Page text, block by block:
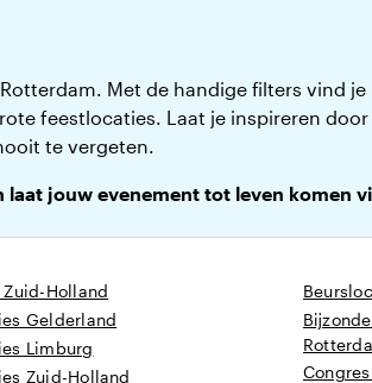
Met de handige filters vind je
feestlocaties. Laat je inspireren door
te vergeten.
jouw evenement tot leven komen
Holland
Gelderland
Limburg
Zuid-Holland